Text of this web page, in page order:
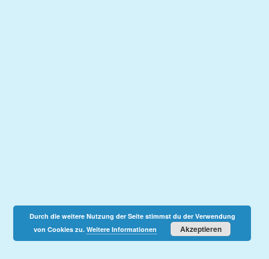
Durch die weitere Nutzung der Seite stimmst du der Verwendung
von Cookies zu.Weitere Informationen Akzeptieren